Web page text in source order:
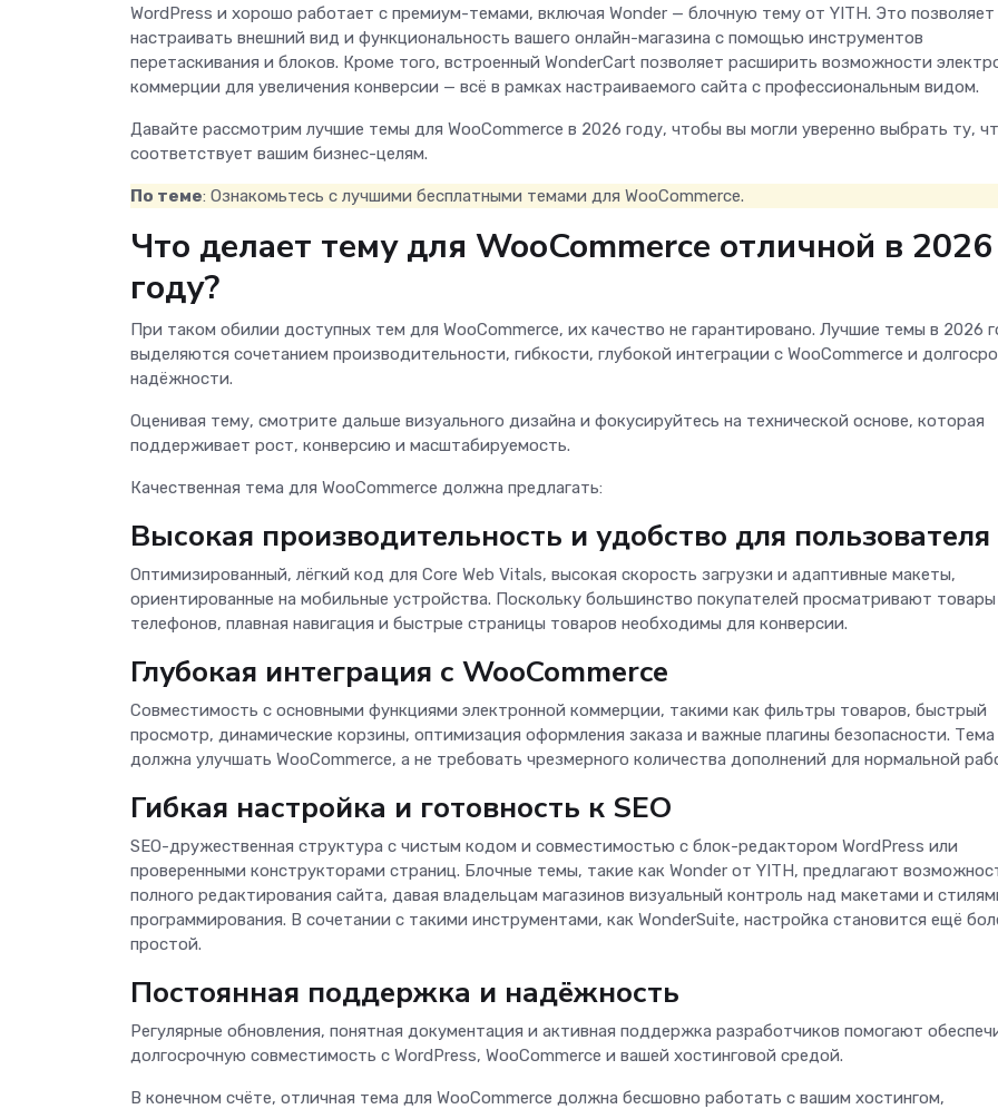
WordPress и хорошо работает с премиум-темами, включая Wonder — блочную тему от YITH. Это позволяет
настраивать внешний вид и функциональность вашего онлайн-магазина с помощью инструментов
перетаскивания и блоков. Кроме того, встроенный WonderCart позволяет расширить возможности
коммерции для увеличения конверсии — всё в рамках настраиваемого сайта с профессиональным видом.
Давайте рассмотрим лучшие темы для WooCommerce в 2026 году, чтобы вы могли уверенно выбрать ту,
соответствует вашим бизнес-целям.
По теме: Ознакомьтесь с лучшими бесплатными темами для WooCommerce.
Что делает тему для WooCommerce отличной в 2026
году?
При таком обилии доступных тем для WooCommerce, их качество не гарантировано. Лучшие темы в 2026
выделяются сочетанием производительности, гибкости, глубокой интеграции с WooCommerce и
надёжности.
Оценивая тему, смотрите дальше визуального дизайна и фокусируйтесь на технической основе, которая
поддерживает рост, конверсию и масштабируемость.
Качественная тема для WooCommerce должна предлагать:
Высокая производительность и удобство для пользователя
Оптимизированный, лёгкий код для Core Web Vitals, высокая скорость загрузки и адаптивные макеты,
ориентированные на мобильные устройства. Поскольку большинство покупателей просматривают
телефонов, плавная навигация и быстрые страницы товаров необходимы для конверсии.
Глубокая интеграция с WooCommerce
Совместимость с основными функциями электронной коммерции, такими как фильтры товаров, быстрый
просмотр, динамические корзины, оптимизация оформления заказа и важные плагины безопасности. Тема
должна улучшать WooCommerce, а не требовать чрезмерного количества дополнений для нормальной
Гибкая настройка и готовность к SEO
SEO-дружественная структура с чистым кодом и совместимостью с блок-редактором WordPress или
проверенными конструкторами страниц. Блочные темы, такие как Wonder от YITH, предлагают
полного редактирования сайта, давая владельцам магазинов визуальный контроль над макетами и
программирования. В сочетании с такими инструментами, как WonderSuite, настройка становится ещё
простой.
Постоянная поддержка и надёжность
Регулярные обновления, понятная документация и активная поддержка разработчиков помогают
долгосрочную совместимость с WordPress, WooCommerce и вашей хостинговой средой.
В конечном счёте, отличная тема для WooCommerce должна бесшовно работать с вашим хостингом,